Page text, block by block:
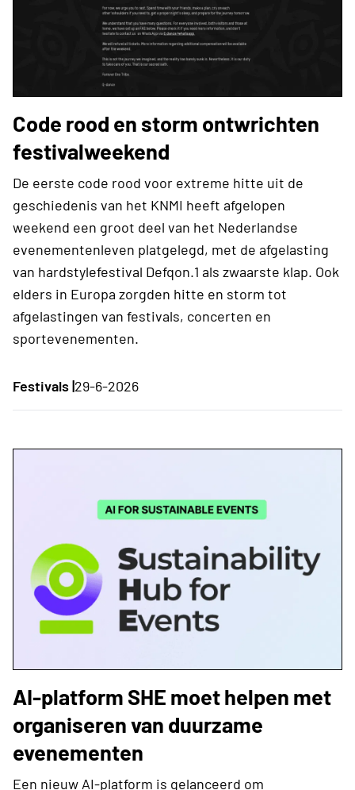
Code rood en storm ontwrichten
festivalweekend
De eerste code rood voor extreme hitte uit de
geschiedenis van het KNMI heeft afgelopen
weekend een groot deel van het Nederlandse
evenementenleven platgelegd, met de afgelasting
van hardstylefestival Defqon.1 als zwaarste klap. Ook
elders in Europa zorgden hitte en storm tot
afgelastingen van festivals, concerten en
sportevenementen.
Festivals |29-6-2026
AI-platform SHE moet helpen met
organiseren van duurzame
evenementen
Een nieuw AI-platform is gelanceerd om